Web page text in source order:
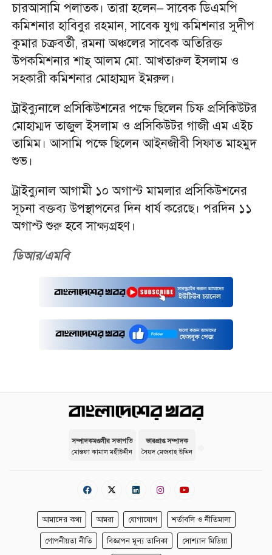
চারআসামি পলাতক। তারা হলেন– সাবেক ডিএমপি
কমিশনার হাবিবুর রহমান, সাবেক যুগ্ম কমিশনার সুদীপ
কুমার চক্রবর্তী, রমনা অঞ্চলের সাবেক অতিরিক্ত
উপকমিশনার শাহ্ আলম মো. আখতারুল ইসলাম ও
সহকারী কমিশনার মোহাম্মদ ইমরুল।
ট্রাইব্যুনালে প্রসিকিউশনের পক্ষে ছিলেন চিফ প্রসিকিউটর
মোহাম্মদ তাজুল ইসলাম ও প্রসিকিউটর গাজী এম এইচ
তামিম। আসামি পক্ষে ছিলেন আইনজীবী সিফাত মাহমুদ
শুভ।
ট্রাইব্যুনাল আগামী ১০ অগাস্ট মামলার প্রসিকিউশনের
সূচনা বক্তব্য উপস্থাপনের দিন ধার্য করেছে। পরদিন ১১
অগাস্ট শুরু হবে সাক্ষ্যগ্রহণ।
ডিআর/এমবি
সম্পাদকমণ্ডলীর সভাপতি
মোস্তফা কামাল মহীউদ্দীন
ভারপ্রাপ্ত সম্পাদক
সৈয়দ মেজবাহ উদ্দিন
আমাদের কথা আমরা যোগাযোগ শর্তাবলি ও নীতিমালা
গোপনীয়তা নীতি বিজ্ঞাপন মূল্য তালিকা সোশ্যাল মিডিয়া